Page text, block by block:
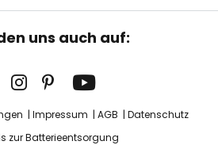
uns auch auf:
Impressum AGB
Datenschutz
zur Batterieentsorgung